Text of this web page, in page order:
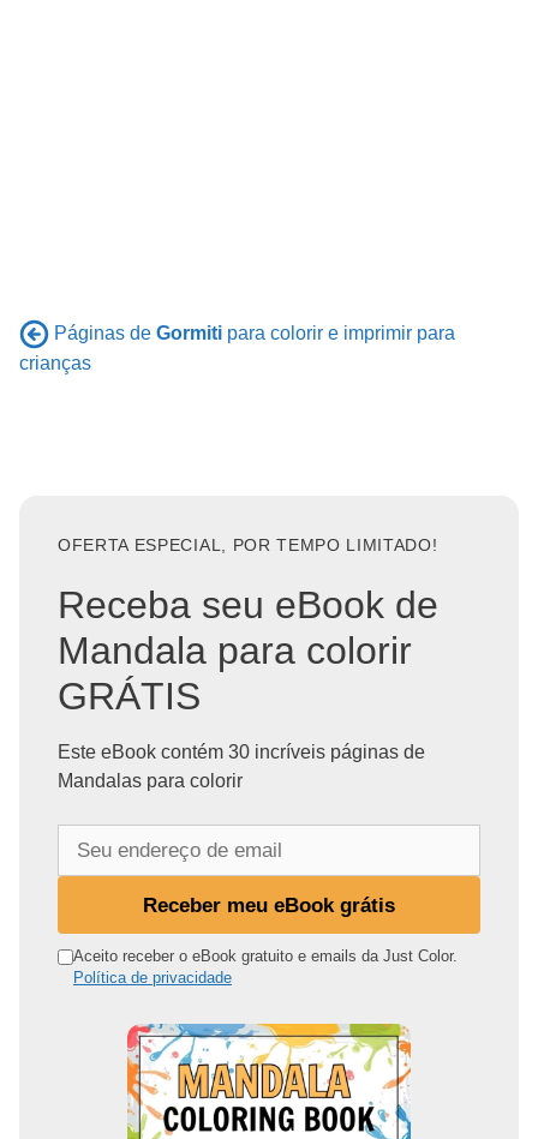
Páginas de Gormiti para colorir e imprimir para
crianças
OFERTA ESPECIAL, POR TEMPO LIMITADO!
Receba seu eBook de
Mandala para colorir
GRÁTIS
Este eBook contém 30 incríveis páginas de
Mandalas para colorir
n
Receber meu eBook grátis
Aceito receber o eBook gratuito e emails da Just Color.
Política de privacidade